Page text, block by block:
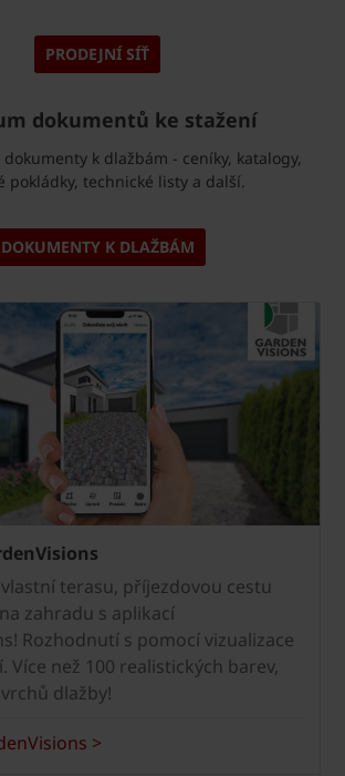
PRODEJNÍ SÍŤ
dokumentů ke stažení
k dlažbám - ceníky, katalogy,
pokládky, technické listy a další.
DOKUMENTY K DLAŽBÁM
terasu, příjezdovou cestu
zahradu s aplikací
Rozhodnutí s pomocí vizualizace
Více než 100 realistických barev,
dlažby!
>